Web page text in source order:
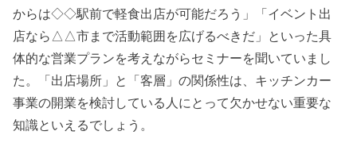
からは◇◇駅前で軽食出店が可能だろう」「イベント出
店なら△△市まで活動範囲を広げるべきだ」といった具
体的な営業プランを考えながらセミナーを聞いていまし
た。「出店場所」と「客層」の関係性は、キッチンカー
事業の開業を検討している人にとって欠かせない重要な
知識といえるでしょう。